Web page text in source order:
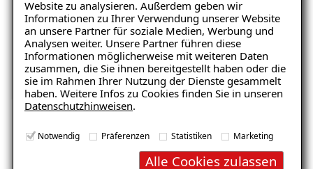
Website zu analysieren. Außerdem geben wir
Informationen zu Ihrer Verwendung unserer Website
an unsere Partner für soziale Medien, Werbung und
Analysen weiter. Unsere Partner führen diese
Informationen möglicherweise mit weiteren Daten
zusammen, die Sie ihnen bereitgestellt haben oder die
sie im Rahmen Ihrer Nutzung der Dienste gesammelt
haben. Weitere Infos zu Cookies finden Sie in unseren
Datenschutzhinweisen.
Notwendig Präferenzen Statistiken Marketing
Alle Cookies zulassen
Kunden im Raum Brüggen
Mehr erfahren
ISOTEC-Qualität